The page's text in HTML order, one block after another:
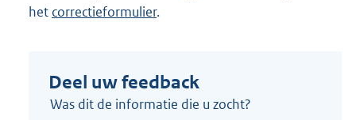
het correctieformulier.
Deel uw feedback
Was dit de informatie die u zocht?